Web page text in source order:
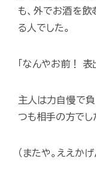
も、外でお酒を飲
る人でした。
「なんやお前！ 表
主人は力自慢で負
つも相手の方でし
（またや。ええか